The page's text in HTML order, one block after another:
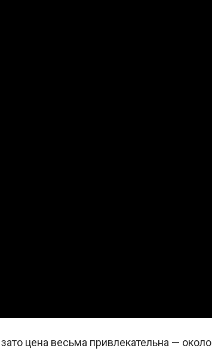
зато цена весьма привлекательна — около